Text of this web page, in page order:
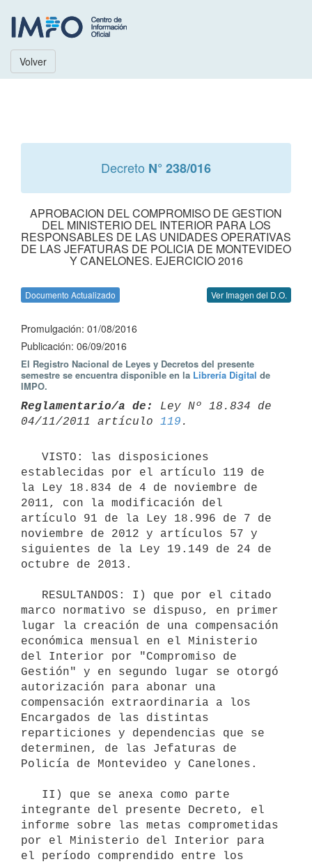
Volver
Decreto N° 238/016
APROBACION DEL COMPROMISO DE GESTION
DEL MINISTERIO DEL INTERIOR PARA LOS
RESPONSABLES DE LAS UNIDADES OPERATIVAS
DE LAS JEFATURAS DE POLICIA DE MONTEVIDEO
Y CANELONES. EJERCICIO 2016
Documento Actualizado Ver Imagen del D.O.
Promulgación: 01/08/2016
Publicación: 06/09/2016
El Registro Nacional de Leyes y Decretos del presente
semestre se encuentra disponible en la Librería Digital de
IMPO.
Reglamentario/a de:
Ley Nº 18.834 de
04/11/2011 artículo 119
establecidas por el artículo 119 de
la Ley 18.834 de 4 de noviembre de
2011, con la modificación del
artículo 91 de la Ley 18.996 de 7 de
noviembre de 2012 y artículos 57 y
siguientes de la Ley 19.149 de 24 de
octubre de 2013.
marco normativo se dispuso, en primer
lugar la creación de una compensación
económica mensual en el Ministerio
del Interior por "Compromiso de
Gestión" y en segundo lugar se otorgó
autorización para abonar una
compensación extraordinaria a los
Encargados de las distintas
reparticiones y dependencias que se
determinen, de las Jefaturas de
Policía de Montevideo y Canelones.
integrante del presente Decreto, el
informe sobre las metas comprometidas
por el Ministerio del Interior para
el período comprendido entre los